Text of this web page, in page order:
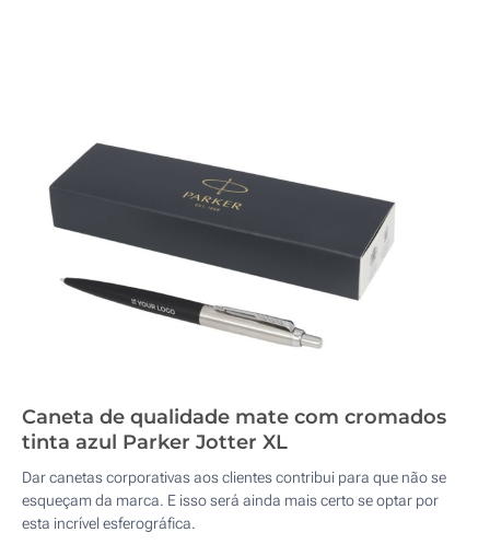
Caneta de qualidade mate com cromados
tinta azul Parker Jotter XL
Dar canetas corporativas aos clientes contribui para que não se
esqueçam da marca. E isso será ainda mais certo se optar por
esta incrível esferográfica.